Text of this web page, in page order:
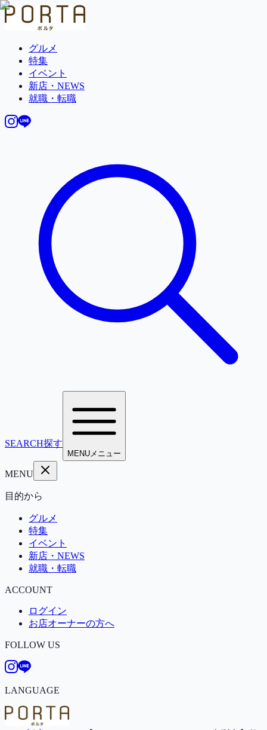
グルメ
特集
イベント
新店・NEWS
就職・転職
SEARCH探す
MENUメニュー
MENU
目的から
グルメ
特集
イベント
新店・NEWS
就職・転職
ACCOUNT
ログイン
お店オーナーの方へ
FOLLOW US
LANGUAGE